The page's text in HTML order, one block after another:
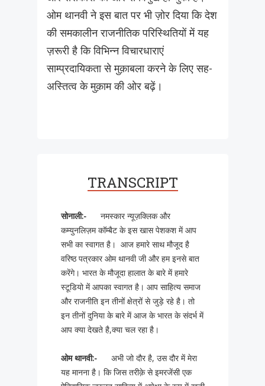
ओम थानवी ने इस बात पर भी ज़ोर दिया कि देश
की समकालीन राजनीतिक परिस्थितियों में यह
ज़रूरी है कि विभिन्न विचारधाराएं
साम्प्रदायिकता से मुक़ाबला करने के लिए सह-
अस्तित्व के मुक़ाम की ओर बढ़ें।
TRANSCRIPT
सोनाली:-नमस्कार न्यूज़क्लिक और
कम्युनलिज़म कॉम्बैट के इस खास पेशकश में आप
सभी का स्वागत है। आज हमारे साथ मौजूद है
वरिष्ठ पत्रकार ओम थानवी जी और हम इनसे बात
करेंगे। भारत के मौजूदा हालात के बारे में हमारे
स्टूडियो में आपका स्वागत है। आप साहित्य समाज
और राजनीति इन तीनों क्षेत्रों से जुड़े रहे है। तो
इन तीनों दुनिया के बारे में आज के भारत के संदर्भ में
आप क्या देखते है,क्या चल रहा है।
ओम थानवी:-अभी जो दौर है, उस दौर में मेरा
यह मानना है। कि जिस तरीक़े से इमरजेंसी एक